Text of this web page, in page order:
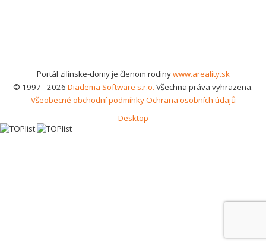
Portál zilinske-domy je členom rodinywww.areality.sk
© 1997 - 2026 Diadema Software s.r.o. Všechna práva vyhrazena.
Všeobecné obchodní podmínkyOchrana osobních údajů
Desktop